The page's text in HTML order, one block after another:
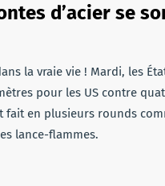
d’acier se
la vraie vie ! Mardi, les
pour les US contre
fait en plusieurs rounds
lance-flammes.